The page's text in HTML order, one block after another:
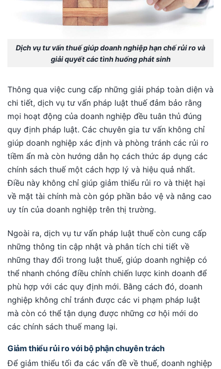
Dịch vụ tư vấn thuế giúp doanh nghiệp hạn chế rủi ro và
giải quyết các tình huống phát sinh
Thông qua việc cung cấp những giải pháp toàn diện và
chi tiết, dịch vụ tư vấn pháp luật thuế đảm bảo rằng
mọi hoạt động của doanh nghiệp đều tuân thủ đúng
quy định pháp luật. Các chuyên gia tư vấn không chỉ
giúp doanh nghiệp xác định và phòng tránh các rủi ro
tiềm ẩn mà còn hướng dẫn họ cách thức áp dụng các
chính sách thuế một cách hợp lý và hiệu quả nhất.
Điều này không chỉ giúp giảm thiểu rủi ro và thiệt hại
về mặt tài chính mà còn góp phần bảo vệ và nâng cao
uy tín của doanh nghiệp trên thị trường.
Ngoài ra, dịch vụ tư vấn pháp luật thuế còn cung cấp
những thông tin cập nhật và phân tích chi tiết về
những thay đổi trong luật thuế, giúp doanh nghiệp có
thể nhanh chóng điều chỉnh chiến lược kinh doanh để
phù hợp với các quy định mới. Bằng cách đó, doanh
nghiệp không chỉ tránh được các vi phạm pháp luật
mà còn có thể tận dụng được những cơ hội mới do
các chính sách thuế mang lại.
Giảm thiểu rủi ro với bộ phận chuyên trách
Để giảm thiểu tối đa các vấn đề về thuế, doanh nghiệp